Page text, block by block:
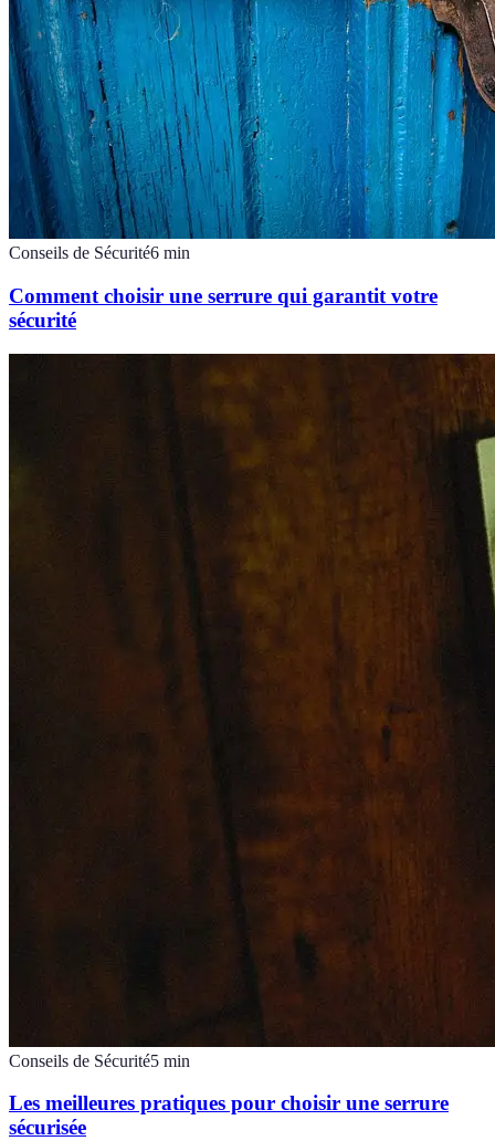
Conseils de Sécurité6 min
Comment choisir une serrure qui garantit votre
sécurité
Conseils de Sécurité5 min
Les meilleures pratiques pour choisir une serrure
sécurisée